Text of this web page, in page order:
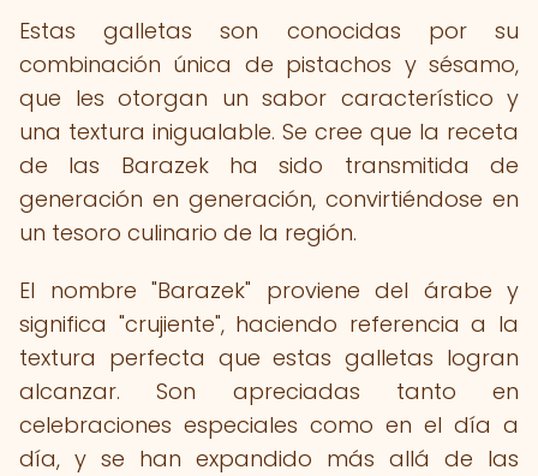
Estas galletas son conocidas por su
combinación única de pistachos y sésamo,
que les otorgan un sabor característico y
una textura inigualable. Se cree que la receta
de las Barazek ha sido transmitida de
generación en generación, convirtiéndose en
un tesoro culinario de la región.
El nombre "Barazek" proviene del árabe y
significa "crujiente", haciendo referencia a la
textura perfecta que estas galletas logran
alcanzar. Son apreciadas tanto en
celebraciones especiales como en el día a
día, y se han expandido más allá de las